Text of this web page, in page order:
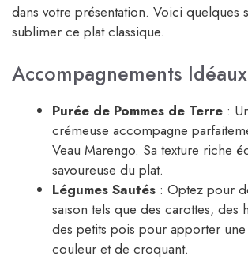
dans votre présentation. Voici quelques
sublimer ce plat classique.
Accompagnements Idéaux
Purée de Pommes de Terre :
crémeuse accompagne
Veau Marengo. Sa texture riche
savoureuse du plat.
Légumes Sautés : Optez pour
saison tels que des carottes, des
des petits pois pour apporter
couleur et de croquant.